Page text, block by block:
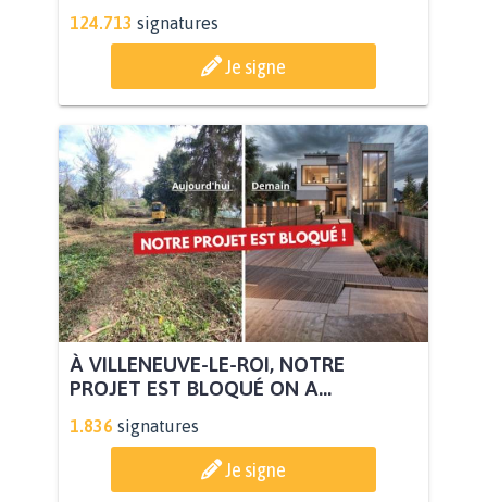
124.713 signatures
Je signe
À VILLENEUVE-LE-ROI, NOTRE
PROJET EST BLOQUÉ ON A...
1.836 signatures
Je signe